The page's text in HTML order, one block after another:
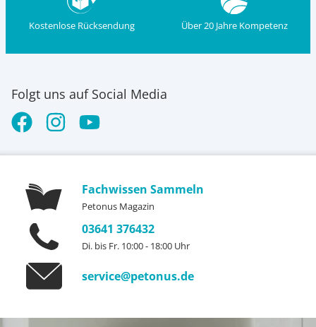
Kostenlose Rücksendung Über 20 Jahre Kompetenz
Folgt uns auf Social Media
Fachwissen Sammeln
Petonus Magazin
03641 376432
Di. bis Fr. 10:00 - 18:00 Uhr
service@petonus.de